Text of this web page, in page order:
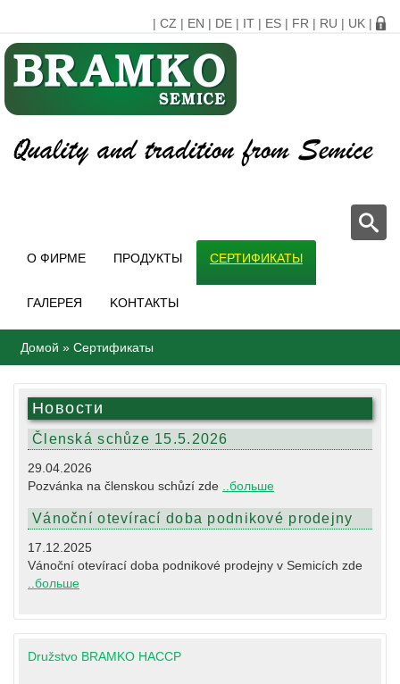
| CZ | EN | DE | IT | ES | FR | RU | UK |
О ФИРМЕ ПРОДУКТЫ СЕРТИФИКАТЫ
ГАЛЕРЕЯ KОНТАКТЫ
Домой » Сертификаты
Новости
Členská schůze 15.5.2026
29.04.2026
Pozvánka na členskou schůzí zde
..больше
Vánoční otevírací doba podnikové prodejny
17.12.2025
Vánoční otevírací doba podnikové prodejny v Semicích zde
..больше
Družstvo BRAMKO HACCP